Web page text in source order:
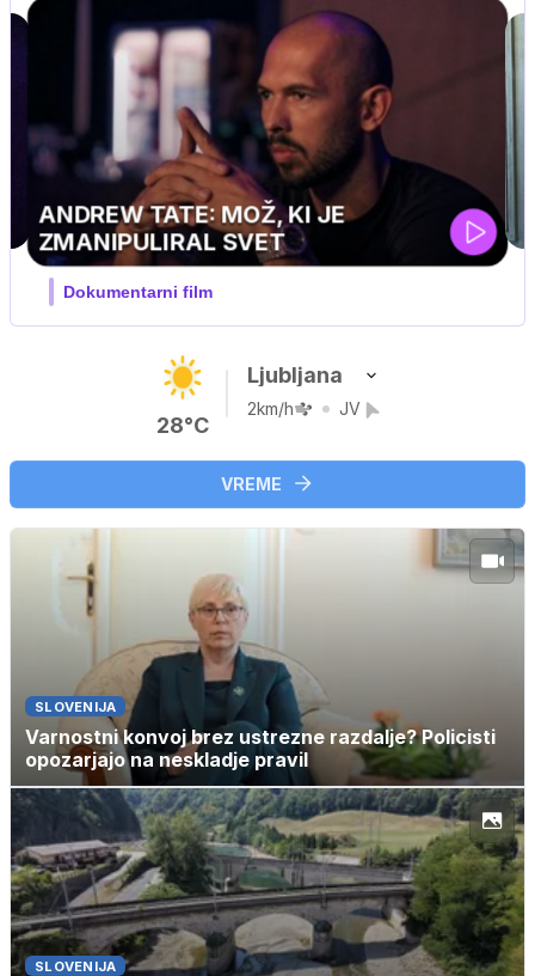
MOJ PRIJATELJ PINGVIN
Film meseca / družinski, pustolovski
28°C
Ljubljana
2km/h JV
VREME
SLOVENIJA
Varnostni konvoj brez ustrezne razdalje? Policisti
opozarjajo na neskladje pravil
SLOVENIJA